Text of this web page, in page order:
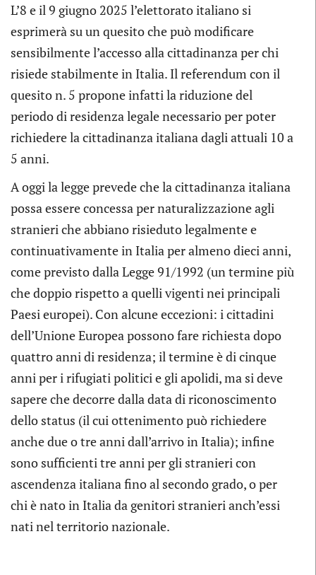
L’8 e il 9 giugno 2025 l’elettorato italiano si
esprimerà su un quesito che può modificare
sensibilmente l’accesso alla cittadinanza per chi
risiede stabilmente in Italia. Il referendum con il
quesito n. 5 propone infatti la riduzione del
periodo di residenza legale necessario per poter
richiedere la cittadinanza italiana dagli attuali 10 a
5 anni.
A oggi la legge prevede che la cittadinanza italiana
possa essere concessa per naturalizzazione agli
stranieri che abbiano risieduto legalmente e
continuativamente in Italia per almeno dieci anni,
come previsto dalla Legge 91/1992 (un termine più
che doppio rispetto a quelli vigenti nei principali
Paesi europei). Con alcune eccezioni: i cittadini
dell’Unione Europea possono fare richiesta dopo
quattro anni di residenza; il termine è di cinque
anni per i rifugiati politici e gli apolidi, ma si deve
sapere che decorre dalla data di riconoscimento
dello status (il cui ottenimento può richiedere
anche due o tre anni dall’arrivo in Italia); infine
sono sufficienti tre anni per gli stranieri con
ascendenza italiana fino al secondo grado, o per
chi è nato in Italia da genitori stranieri anch’essi
nati nel territorio nazionale.